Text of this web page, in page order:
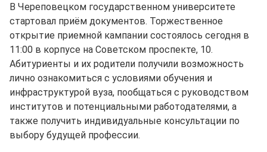
В Череповецком государственном университете
стартовал приём документов. Торжественное
открытие приемной кампании состоялось сегодня в
11:00 в корпусе на Советском проспекте, 10.
Абитуриенты и их родители получили возможность
лично ознакомиться с условиями обучения и
инфраструктурой вуза, пообщаться с руководством
институтов и потенциальными работодателями, а
также получить индивидуальные консультации по
выбору будущей профессии.